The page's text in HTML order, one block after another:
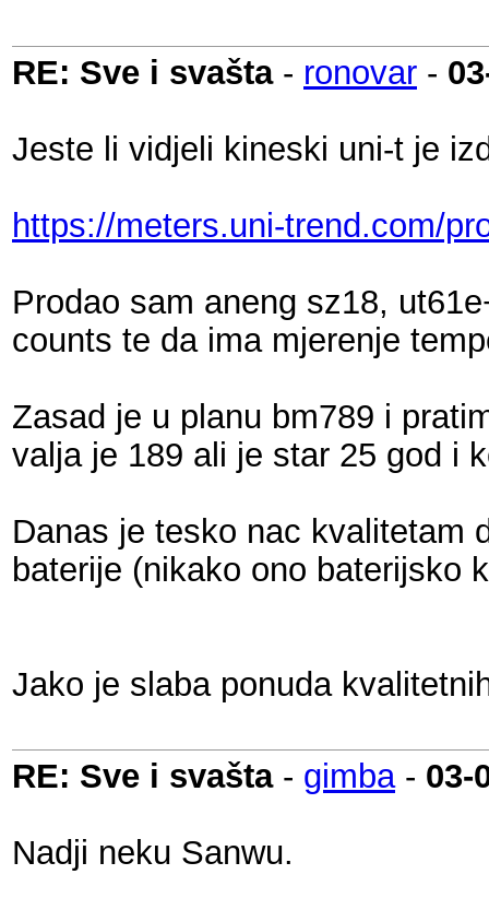
RE: Sve i svašta- ronovar -
Jeste li vidjeli kineski uni-t je
https://meters.uni-trend.com/
Prodao sam aneng sz18,
counts te da ima mjerenje
Zasad je u planu bm789 i
valja je 189 ali je star 25 god i
Danas je tesko nac kvalitetam
baterije (nikako ono baterijsko
Jako je slaba ponuda
RE: Sve i svašta- gimba- 03-
Nadji neku Sanwu.